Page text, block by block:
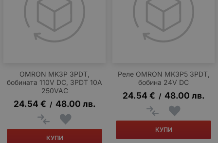
OMRON MK3P 3PDT,
бобината 110V DC, 3PDT 10A
250VAC
24.54 € / 48.00 лв.
КУПИ
Реле OMRON MK3P5 3PDT,
бобина 24V DC
24.54 € / 48.00 лв.
КУПИ